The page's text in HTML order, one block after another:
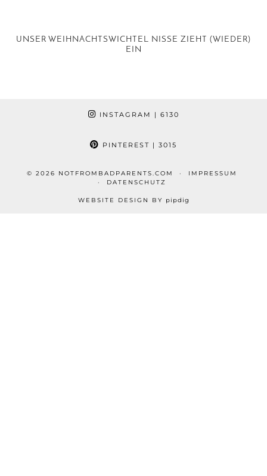
UNSER WEIHNACHTSWICHTEL NISSE ZIEHT (WIEDER)
EIN
INSTAGRAM | 6130
PINTEREST | 3015
© 2026 NOTFROMBADPARENTS.COM
IMPRESSUM
DATENSCHUTZ
WEBSITE DESIGN BY pipdig